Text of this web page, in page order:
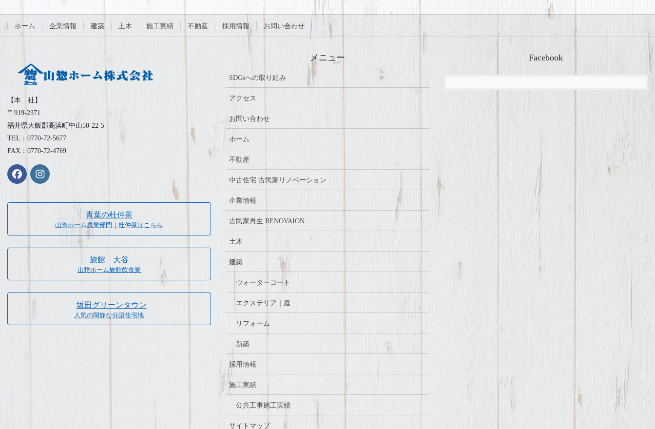
ホーム 企業情報 建築 土木 施工実績 不動産 採用情報 お問い合わせ
【本 社】
〒919-2371
福井県大飯郡高浜町中山50-22-5
TEL：0770-72-5677
FAX：0770-72-4769
青葉の杜仲茶
山惣ホーム農業部門｜杜仲茶はこちら
旅館 大谷
山惣ホーム旅館飲食業
坂田グリーンタウン
人気の閑静な分譲住宅地
メニュー
SDGsへの取り組み
アクセス
お問い合わせ
ホーム
不動産
中古住宅 古民家リノベーション
企業情報
古民家再生 RENOVAION
土木
建築
ウォーターコート
エクステリア｜庭
リフォーム
新築
採用情報
施工実績
公共工事施工実績
サイトマップ
Facebook